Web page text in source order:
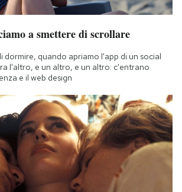
a smettere di scrollare
dormire, quando apriamo l'app di un social
l'altro, e un altro, e un altro: c'entrano
e il web design